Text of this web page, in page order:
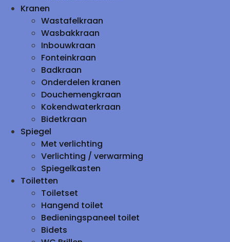
Kranen
Wastafelkraan
Wasbakkraan
Inbouwkraan
Fonteinkraan
Badkraan
Onderdelen kranen
Douchemengkraan
Kokendwaterkraan
Bidetkraan
Spiegel
Met verlichting
Verlichting / verwarming
Spiegelkasten
Toiletten
Toiletset
Hangend toilet
Bedieningspaneel toilet
Bidets